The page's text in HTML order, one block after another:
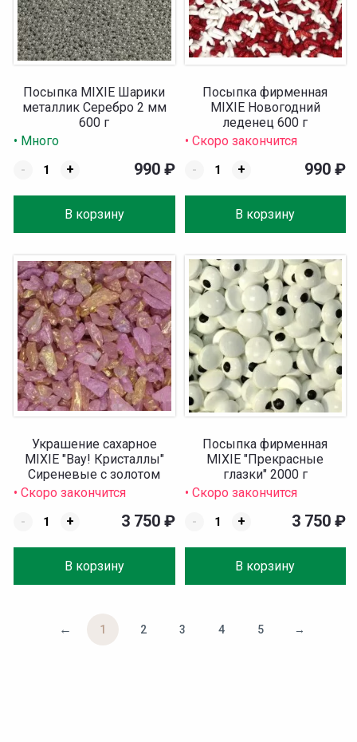
Посыпка MIXIE Шарики
металлик Серебро 2 мм
600 г
• Много
-
+
В корзину
990 ₽
Посыпка фирменная
MIXIE Новогодний
леденец 600 г
• Скоро закончится
-
+
В корзину
990 ₽
Украшение сахарное
MIXIE "Вау! Кристаллы"
Сиреневые с золотом
2000 г
• Скоро закончится
-
+
В корзину
3 750 ₽
Посыпка фирменная
MIXIE "Прекрасные
глазки" 2000 г
• Скоро закончится
-
+
В корзину
3 750 ₽
← 1 2 3 4 5 →